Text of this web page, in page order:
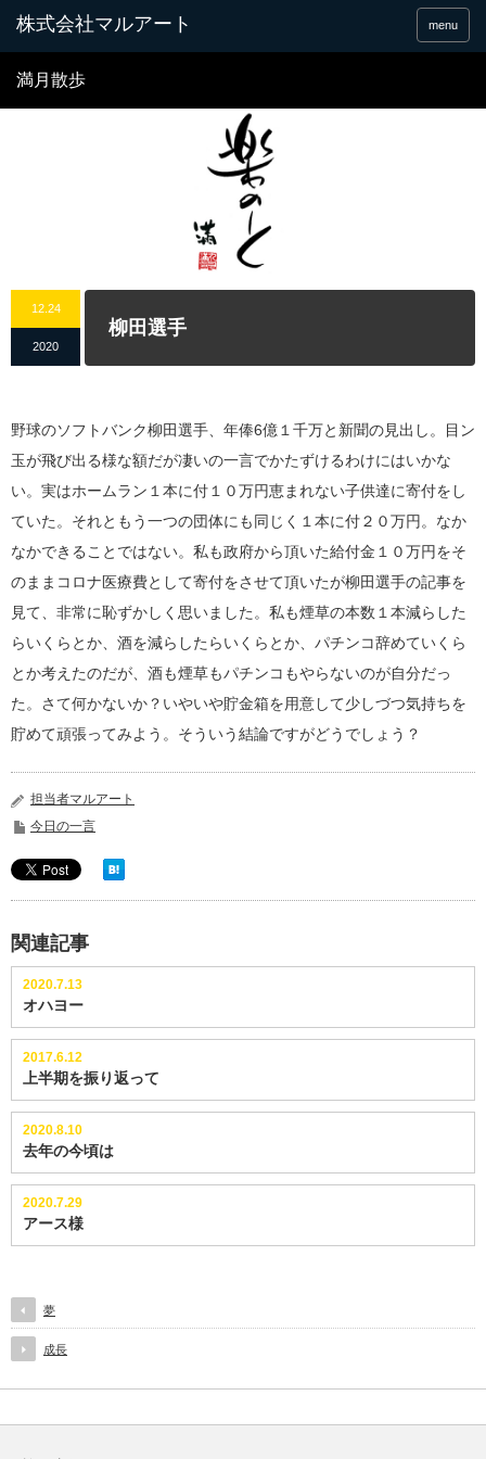
menu
満月散歩
12.24
2020
柳田選手
野球のソフトバンク柳田選手、年俸6億１千万と新聞の見出し。目ン
玉が飛び出る様な額だが凄いの一言でかたずけるわけにはいかな
い。実はホームラン１本に付１０万円恵まれない子供達に寄付をし
ていた。それともう一つの団体にも同じく１本に付２０万円。なか
なかできることではない。私も政府から頂いた給付金１０万円をそ
のままコロナ医療費として寄付をさせて頂いたが柳田選手の記事を
見て、非常に恥ずかしく思いました。私も煙草の本数１本減らした
らいくらとか、酒を減らしたらいくらとか、パチンコ辞めていくら
とか考えたのだが、酒も煙草もパチンコもやらないのが自分だっ
た。さて何かないか？いやいや貯金箱を用意して少しづつ気持ちを
貯めて頑張ってみよう。そういう結論ですがどうでしょう？
担当者マルアート
今日の一言
関連記事
2020.7.13
オハヨー
2017.6.12
上半期を振り返って
2020.8.10
去年の今頃は
2020.7.29
アース様
夢
成長